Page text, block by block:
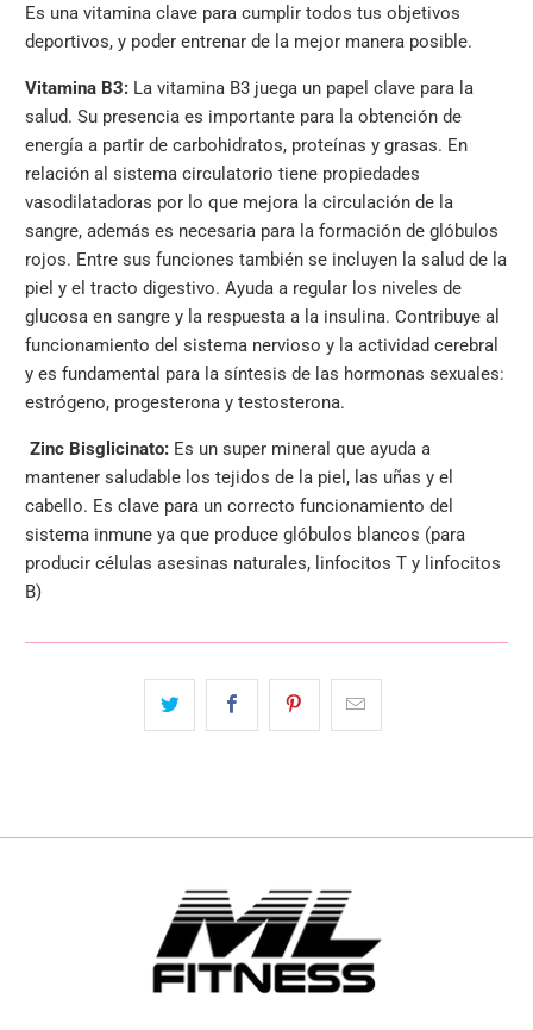
Es una vitamina clave para cumplir todos tus objetivos
deportivos, y poder entrenar de la mejor manera posible.
Vitamina B3: La vitamina B3 juega un papel clave para la
salud. Su presencia es importante para la obtención de
energía a partir de carbohidratos, proteínas y grasas. En
relación al sistema circulatorio tiene propiedades
vasodilatadoras por lo que mejora la circulación de la
sangre, además es necesaria para la formación de glóbulos
rojos. Entre sus funciones también se incluyen la salud de la
piel y el tracto digestivo. Ayuda a regular los niveles de
glucosa en sangre y la respuesta a la insulina. Contribuye al
funcionamiento del sistema nervioso y la actividad cerebral
y es fundamental para la síntesis de las hormonas sexuales:
estrógeno, progesterona y testosterona.
Zinc Bisglicinato: Es un super mineral que ayuda a
mantener saludable los tejidos de la piel, las uñas y el
cabello. Es clave para un correcto funcionamiento del
sistema inmune ya que produce glóbulos blancos (para
producir células asesinas naturales, linfocitos T y linfocitos
B)